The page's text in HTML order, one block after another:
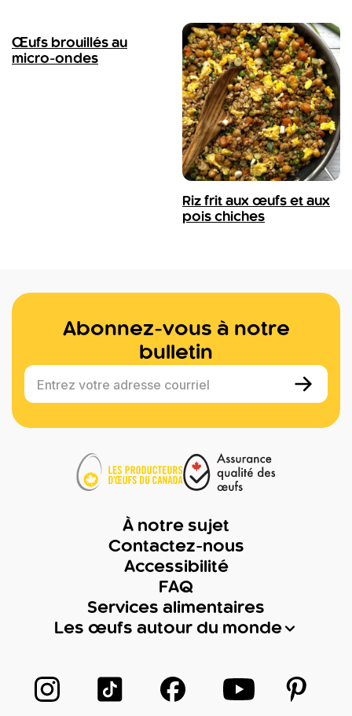
Œufs brouillés au
micro-ondes
Riz frit aux œufs et aux
pois chiches
Abonnez-vous à notre
bulletin
Entrez votre adresse courriel
À notre sujet
Contactez-nous
Accessibilité
FAQ
Services alimentaires
Les œufs autour du monde
Suivez-nous sur Instagram
Suivez-nous sur TikTok
Suivez-nous sur Facebook
Suivez-nous sur